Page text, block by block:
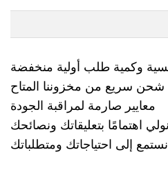
وكمية طلب أولية منخفضة
شحن سريع من مخزوننا المتاح
معايير صارمة لمراقبة الجودة
نولي اهتمامًا بتعليقاتك ونصائحك
نستمع إلى احتياجاتك ومتطلباتك